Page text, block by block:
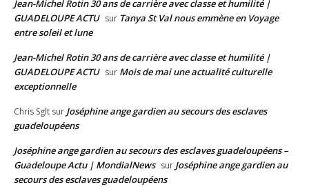
Jean-Michel Rotin 30 ans de carrière avec classe et humilité |
GUADELOUPE ACTU sur Tanya St Val nous emmène en Voyage
entre soleil et lune
Jean-Michel Rotin 30 ans de carrière avec classe et humilité |
GUADELOUPE ACTU sur Mois de mai une actualité culturelle
exceptionnelle
Chris Sglt sur Joséphine ange gardien au secours des esclaves
guadeloupéens
Joséphine ange gardien au secours des esclaves guadeloupéens –
Guadeloupe Actu | MondialNews sur Joséphine ange gardien au
secours des esclaves guadeloupéens